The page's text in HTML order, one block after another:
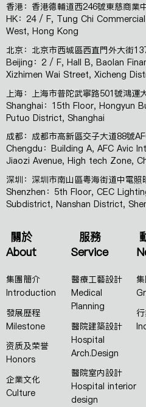
香港：香港德輔道西246號東慈商業
HK：24 / F, Tung Chi
West, Hong Kong
北京：北京市西城區西直門外大街
Beijing：2 / F, Hall B, Baolan
Xizhimen Wai Street, Xicheng
上海：上海市普陀武寧路501號鴻運
Shanghai：15th Floor, Hongyun
Putuo District, Shanghai
成都：成都市高新區交子大道88號
Chengdu：Building A, AFC Avic
Jiaozi Avenue, High tech Zone,
深圳：深圳市南山區粵海街道中電照
Shenzhen：5th Floor, CEC
Subdistrict, Nanshan District,
關於
About
集團簡介
Introduction
發展歷程
Milestone
资质及荣誉
Honors
企業文化
Culture
服務
Service
醫療工藝設計
Medical
Planning
醫院建築設計
Hospital
Arch.Design
醫院室内設計
Hospital interior
design